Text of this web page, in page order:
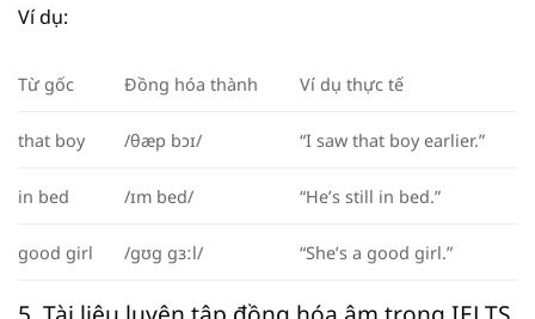
Ví dụ:
Từ gốc Đồng hóa thành Ví dụ thực tế
that boy /θæp bɔɪ/ “I saw that boy earlier.”
in bed /ɪm bed/ “He’s still in bed.”
good girl /gʊg gɜːl/ “She’s a good girl.”